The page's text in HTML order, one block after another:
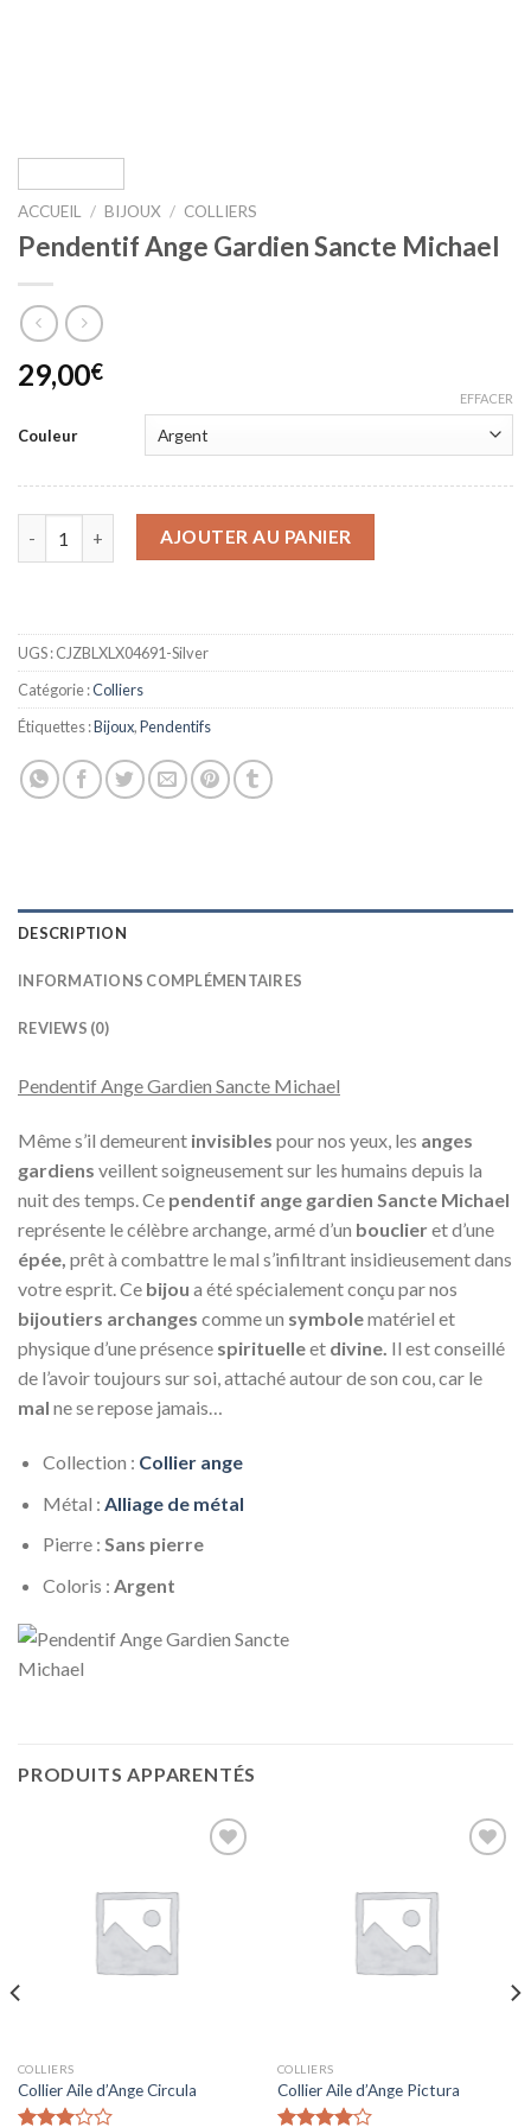
ACCUEIL / BIJOUX / COLLIERS
Pendentif Ange Gardien Sancte Michael
29,00€
Couleur
EFFACER
quantité de Pendentif Ange Gardien Sancte Michael
AJOUTER AU PANIER
UGS :CJZBLXLX04691-Silver
Catégorie :Colliers
Étiquettes :Bijoux,Pendentifs
DESCRIPTION
INFORMATIONS COMPLÉMENTAIRES
REVIEWS (0)
Pendentif Ange Gardien Sancte Michael
Même s’il demeurent invisibles pour nos yeux, les anges
gardiens veillent soigneusement sur les humains depuis la
nuit des temps. Ce pendentif ange gardien Sancte Michael
représente le célèbre archange, armé d’un bouclieret d’une
épée, prêt à combattre le mal s’infiltrant insidieusement dans
votre esprit. Ce bijou a été spécialement conçu par nos
bijoutiers archanges comme un symbolematériel et
physique d’une présence spirituelleet divine. Il est conseillé
de l’avoir toujours sur soi, attaché autour de son cou, car le
mal ne se repose jamais…
Collection : Collier ange
Métal : Alliage de métal
Pierre : Sans pierre
Coloris : Argent
PRODUITS APPARENTÉS
COLLIERS
Collier Aile d’Ange Circula
COLLIERS
Collier Aile d’Ange Pictura